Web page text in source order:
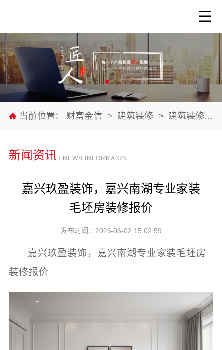
当前位置： 财富金信 > 建筑装修 > 建筑装修材料
新闻资讯 / NEWS INFORMAION
嘉兴玖盈装饰，嘉兴南湖专业家装
毛坯房装修报价
发布时间：2026-06-02 15:02:59
嘉兴玖盈装饰，嘉兴南湖专业家装毛坯房
装修报价